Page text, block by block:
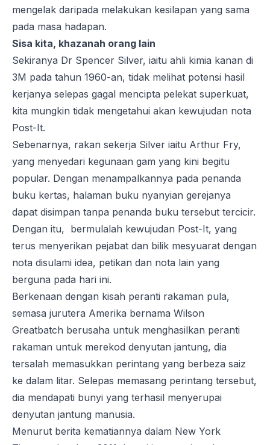
mengelak daripada melakukan kesilapan yang sama
pada masa hadapan.
Sisa kita, khazanah orang lain
Sekiranya Dr Spencer Silver, iaitu ahli kimia kanan di
3M pada tahun 1960-an, tidak melihat potensi hasil
kerjanya selepas gagal mencipta pelekat superkuat,
kita mungkin tidak mengetahui akan kewujudan nota
Post-It.
Sebenarnya, rakan sekerja Silver iaitu Arthur Fry,
yang menyedari kegunaan gam yang kini begitu
popular. Dengan menampalkannya pada penanda
buku kertas, halaman buku nyanyian gerejanya
dapat disimpan tanpa penanda buku tersebut tercicir.
Dengan itu, bermulalah kewujudan Post-It, yang
terus menyerikan pejabat dan bilik mesyuarat dengan
nota disulami idea, petikan dan nota lain yang
berguna pada hari ini.
Berkenaan dengan kisah peranti rakaman pula,
semasa jurutera Amerika bernama Wilson
Greatbatch berusaha untuk menghasilkan peranti
rakaman untuk merekod denyutan jantung, dia
tersalah memasukkan perintang yang berbeza saiz
ke dalam litar. Selepas memasang perintang tersebut,
dia mendapati bunyi yang terhasil menyerupai
denyutan jantung manusia.
Menurut berita kematiannya dalam New York